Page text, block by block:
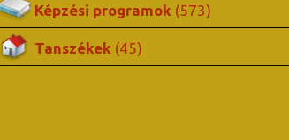
Képzési programok (573)
Tanszékek (45)